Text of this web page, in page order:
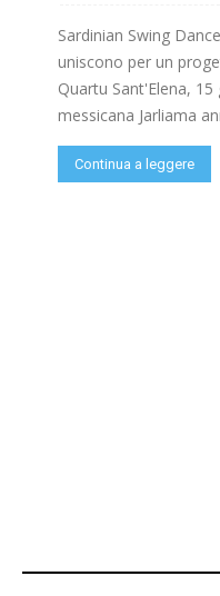
Sardinian Swing
uniscono per un
Quartu Sant'Elena,
messicana Jarliama
Continua a leggere